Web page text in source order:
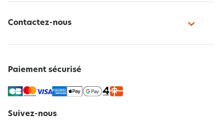
Contactez-nous
Paiement sécurisé
Suivez-nous